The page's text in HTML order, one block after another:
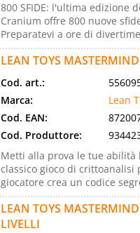
800 SFIDE: l'ultima edizione
Cranium offre 800 nuove
Preparatevi a ore di
LEAN TOYS
Cod. art.:
Marca:
Lean
Cod. EAN:
Cod. Produttore:
Metti alla prova le tue
classico gioco di crittoanalisi
giocatore crea un codice
LEAN TOYS
LIVELLI